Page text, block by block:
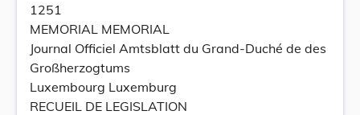
1251
MEMORIAL MEMORIAL
Journal Officiel Amtsblatt du Grand-Duché de des
Großherzogtums
Luxembourg Luxemburg
RECUEIL DE LEGISLATION